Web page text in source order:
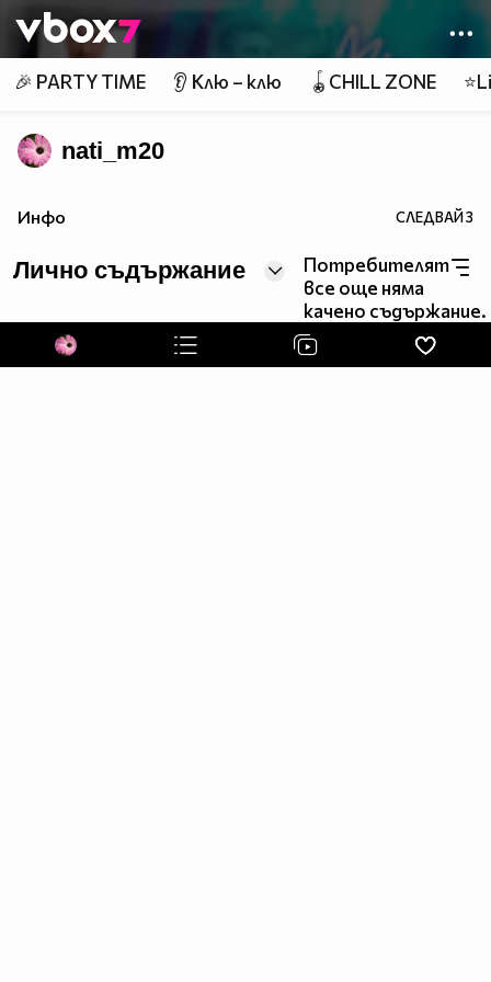
👾
🎉 PARTY TIME 👂 Клю – клю 🪀CHILL ZONE
nati_m20
Инфо СЛЕДВАЙ3
Лично съдържание
Потребителят
все още няма
качено съдържание.